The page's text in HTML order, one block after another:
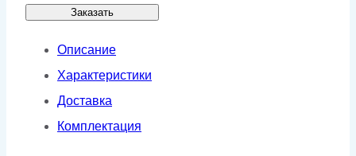
Заказать
Описание
Характеристики
Доставка
Комплектация